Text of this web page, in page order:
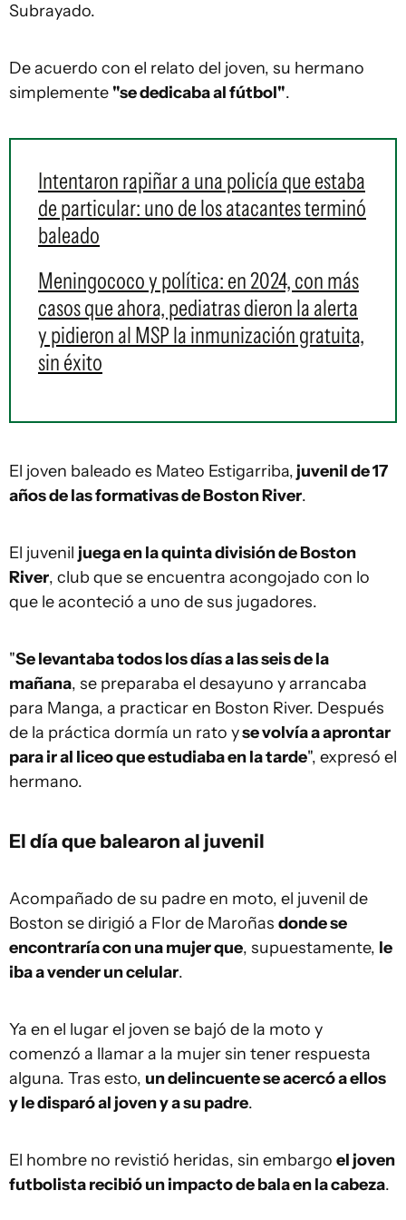
Subrayado.
De acuerdo con el relato del joven, su hermano
simplemente "se dedicaba al fútbol".
Intentaron rapiñar a una policía que estaba
de particular: uno de los atacantes terminó
baleado
Meningococo y política: en 2024, con más
casos que ahora, pediatras dieron la alerta
y pidieron al MSP la inmunización gratuita,
sin éxito
El joven baleado es Mateo Estigarriba, juvenil de 17
años de las formativas de Boston River.
El juvenil juega en la quinta división de Boston
River, club que se encuentra acongojado con lo
que le aconteció a uno de sus jugadores.
"Se levantaba todos los días a las seis de la
mañana, se preparaba el desayuno y arrancaba
para Manga, a practicar en Boston River. Después
de la práctica dormía un rato yse volvía a aprontar
para ir al liceo que estudiaba en la tarde", expresó el
hermano.
El día que balearon al juvenil
Acompañado de su padre en moto, el juvenil de
Boston se dirigió a Flor de Maroñas donde se
encontraría con una mujer que, supuestamente, le
iba a vender un celular.
Ya en el lugar el joven se bajó de la moto y
comenzó a llamar a la mujer sin tener respuesta
alguna. Tras esto, un delincuente se acercó a ellos
y le disparó al joven y a su padre.
El hombre no revistió heridas, sin embargo el joven
futbolista recibió un impacto de bala en la cabeza.